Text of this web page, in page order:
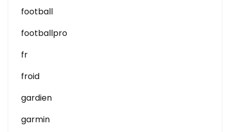
football
footballpro
fr
froid
gardien
garmin